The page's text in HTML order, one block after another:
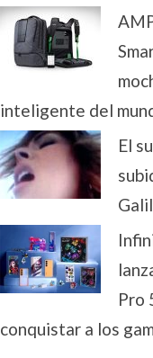
inteligente del
El
Pro
conquistar a los